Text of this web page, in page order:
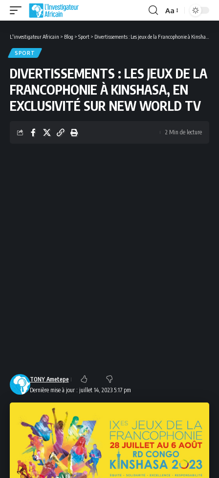
Font
Aa
L'investigateur Africain > Blog > Sport > Divertissements : Les jeux de la Francophonie à Kinshasa, en exclusivité sur New World TV
SPORT
DIVERTISSEMENTS : LES JEUX DE LA
FRANCOPHONIE À KINSHASA, EN
EXCLUSIVITÉ SUR NEW WORLD TV
Dernière mise à jour : juillet 14, 2023 5:17 pm
TONY Ametepe
2 Min de lecture